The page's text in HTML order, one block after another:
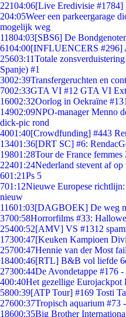
22104:06[Live Eredivisie #1784]
204:05Weer een parkeergarage
mogelijk weg
11804:03[SBS6] De
6104:00[INFLUENCERS #296]
25603:11Totale
Spanje) #1
3002:39Transfergeruchten en
7002:33GTA VI #12 GTA VI
16002:32Oorlog in Oekraïne
14902:09NPO-manager Menno
dick-pic rond
4001:40[Crowdfunding] #443
13401:36[DRT SC] #6:
19801:28Tour de France
22401:24Nederland stevent af
601:21Ps 5
701:12Nieuwe Europese
nieuw
11601:03[DAGBOEK] De weg
3700:58Horrorfilms #33:
25400:52[AMV] VS #1312
17300:47[Keuken Kampioen
25700:47Hennie van der Most
18400:46[RTL] B&B vol liefde
27300:44De Avondetappe #176
400:40Het gezellige
5800:39[ATP Tour] #169 Tosti
27600:37Tropisch aquarium #73
18600:35Big Brother